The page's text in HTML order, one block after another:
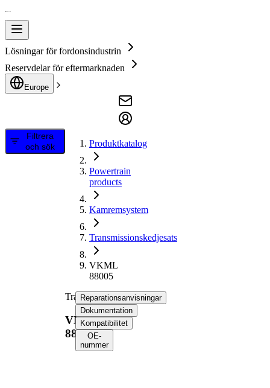
Lösningar för fordonsindustrin
Reservdelar för eftermarknaden
Europe
Filtrera
och sök
Produktkatalog
Powertrain
products
Kamremsystem
Transmissionskedjesats
VKML
88005
Transmissionskedjesats
VKML
88005
Reparationsanvisningar
Dokumentation
Kompatibilitet
OE-
nummer